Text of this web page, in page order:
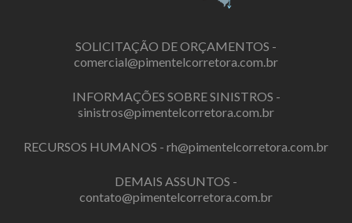
SOLICITAÇÃO DE ORÇAMENTOS -
comercial@pimentelcorretora.com.br
INFORMAÇÕES SOBRE SINISTROS -
sinistros@pimentelcorretora.com.br
RECURSOS HUMANOS - rh@pimentelcorretora.com.br
DEMAIS ASSUNTOS -
contato@pimentelcorretora.com.br